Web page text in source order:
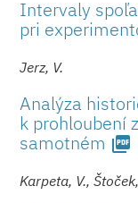
Intervaly
pri
Jerz, V.
Analýza
k prohloubení
samotném picture_as_pdf
Karpeta, V.,